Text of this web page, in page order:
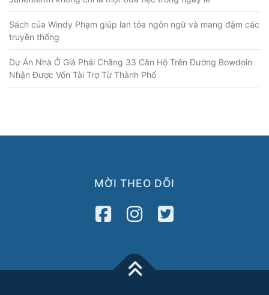
Sách của Windy Phạm giúp lan tỏa ngôn ngữ và mang đậm các
truyền thống
Dự Án Nhà Ở Giá Phải Chăng 33 Căn Hộ Trên Đường Bowdoin
Nhận Được Vốn Tài Trợ Từ Thành Phố
MỜI THEO DÕI